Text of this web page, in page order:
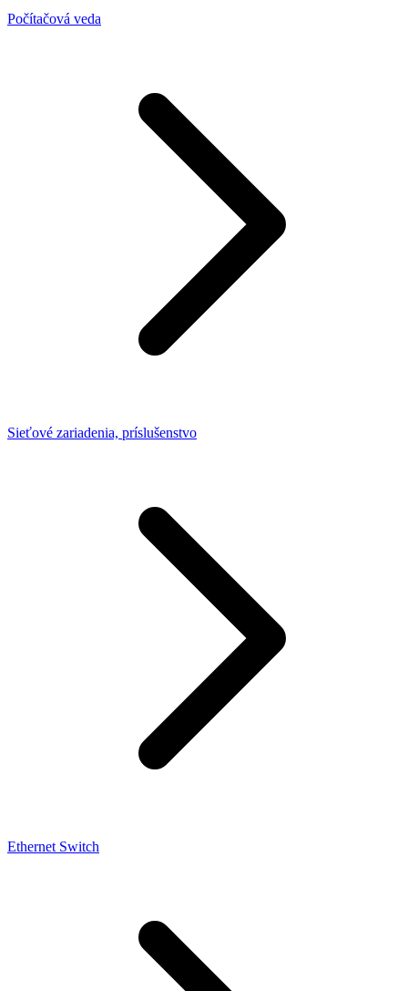
Počítačová veda
Sieťové zariadenia, príslušenstvo
Ethernet Switch